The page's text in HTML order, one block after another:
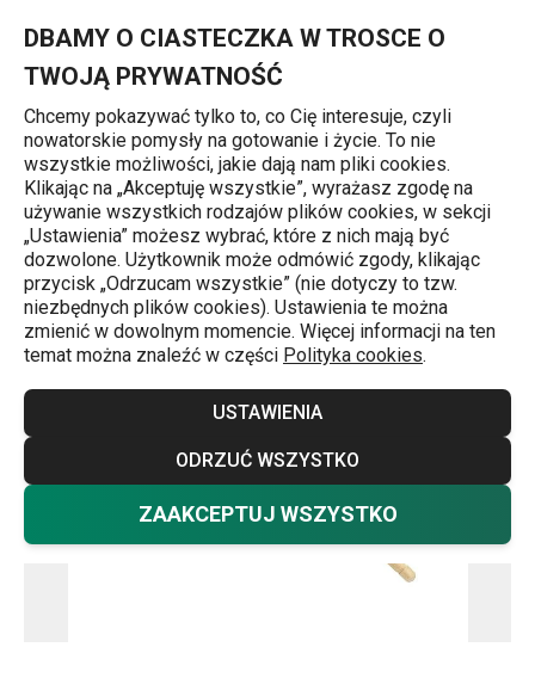
DBAMY O CIASTECZKA W TROSCE O
TWOJĄ PRYWATNOŚĆ
Chcemy pokazywać tylko to, co Cię interesuje, czyli
nowatorskie pomysły na gotowanie i życie. To nie
wszystkie możliwości, jakie dają nam pliki cookies.
Klikając na „Akceptuję wszystkie”, wyrażasz zgodę na
używanie wszystkich rodzajów plików cookies, w sekcji
„Ustawienia” możesz wybrać, które z nich mają być
dozwolone. Użytkownik może odmówić zgody, klikając
przycisk „Odrzucam wszystkie” (nie dotyczy to tzw.
niezbędnych plików cookies). Ustawienia te można
zmienić w dowolnym momencie. Więcej informacji na ten
temat można znaleźć w części Polityka cookies.
USTAWIENIA
ODRZUĆ WSZYSTKO
ZAAKCEPTUJ WSZYSTKO
Strona główna
Tłuczek do mięsa WOODY 30 cm